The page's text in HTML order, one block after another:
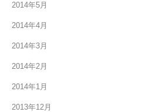
2014年5月
2014年4月
2014年3月
2014年2月
2014年1月
2013年12月